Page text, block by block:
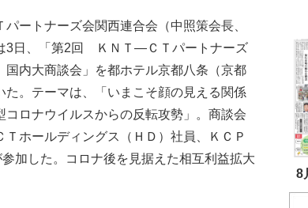
ートナーズ会関西連合会（中照策会長、
3日、「第2回 ＫＮＴ―ＣＴパートナーズ
内大商談会」を都ホテル京都八条（京都
た。テーマは、「いまこそ顔の見える関係
コロナウイルスからの反転攻勢」。商談会
ホールディングス（ＨＤ）社員、ＫＣＰ
加した。コロナ後を見据えた相互利益拡大
8